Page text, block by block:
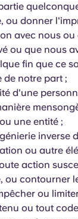
ou donner
avec nous
ou que nous
fin que ce
de notre part ;
d'une
une entité ;
inverse
ou autre
action
ou contourner
ou
ou tout